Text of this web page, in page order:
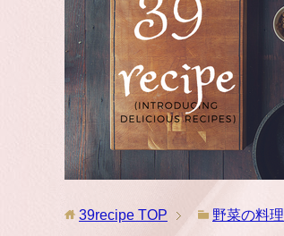
39recipe TOP 野菜の料理